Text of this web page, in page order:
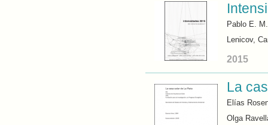
Pablo E.
Lenicov,
2015
La
Elías
Olga